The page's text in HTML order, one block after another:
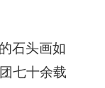
石头画如
七十余载